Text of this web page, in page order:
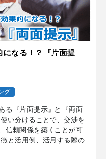
なる！？『片面提
グ
る『片面提示』と『両面
い分けることで、交渉を
信頼関係を築くことが可
と活用例、活用する際の